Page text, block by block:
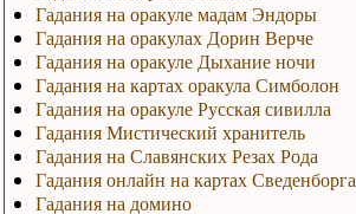
Гадания на оракуле мадам Эндоры
Гадания на оракулах Дорин Верче
Гадания на оракуле Дыхание ночи
Гадания на картах оракула Симболон
Гадания на оракуле Русская сивилла
Гадания Мистический хранитель
Гадания на Славянских Резах Рода
Гадания онлайн на картах Сведенборга
Гадания на домино